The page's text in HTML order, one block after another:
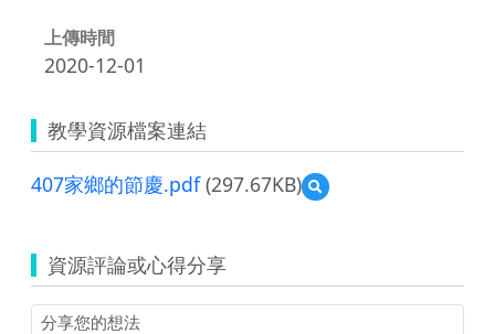
上傳時間
2020-12-01
教學資源檔案連結
407家鄉的節慶.pdf(297.67KB)
預
覽
的
節
資源評論或心得分享